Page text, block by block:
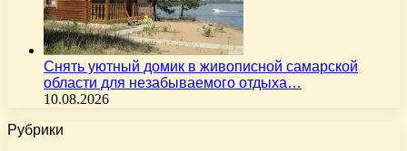
Снять уютный домик в живописной самарской
области для незабываемого отдыха…
10.08.2026
Рубрики